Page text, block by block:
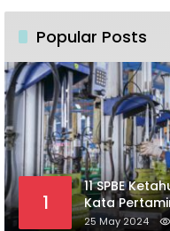
Popular Posts
1
11 SPBE
Kata
25 May 2024